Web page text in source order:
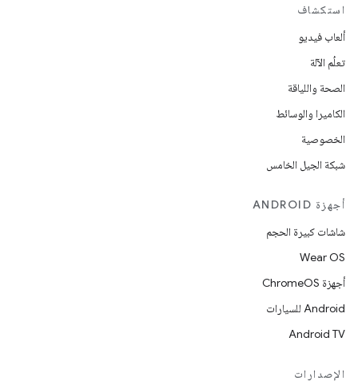
استكشاف
ألعاب فيديو
تعلُم الآلة
الصحة واللياقة
الكاميرا والوسائط
الخصوصية
شبكة الجيل الخامس
أجهزة ANDROID
شاشات كبيرة الحجم
Wear OS
أجهزة ChromeOS
Android للسيارات
Android TV
الإصدارات